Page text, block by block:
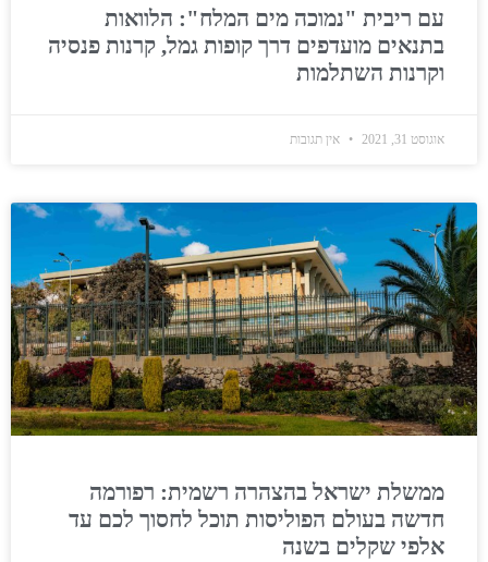
עם ריבית "נמוכה מים המלח": הלוואות
בתנאים מועדפים דרך קופות גמל, קרנות פנסיה
וקרנות השתלמות
אוגוסט 31, 2021 אין תגובות
ממשלת ישראל בהצהרה רשמית: רפורמה
חדשה בעולם הפוליסות תוכל לחסוך לכם עד
אלפי שקלים בשנה